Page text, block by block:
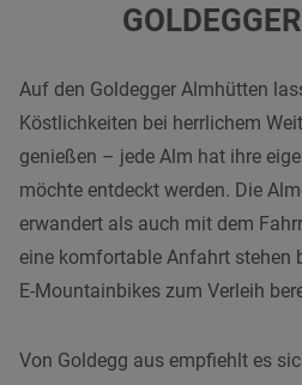
Auf den Goldegger Almhütten
Köstlichkeiten bei herrlichem
genießen – jede Alm hat ihre
möchte entdeckt werden. Die
erwandert als auch mit dem
eine komfortable Anfahrt stehen
E-Mountainbikes zum Verleih
Von Goldegg aus empfiehlt es